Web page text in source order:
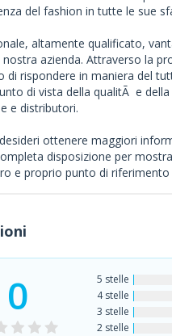
del fashion in tutte le sue
altamente qualificato,
azienda. Attraverso la
di rispondere in maniera del
di vista della qualitÃ e
e distributori.
ottenere maggiori
disposizione per
e proprio punto di riferimento
0 5 stelle
4 stelle
3 stelle
2 stelle